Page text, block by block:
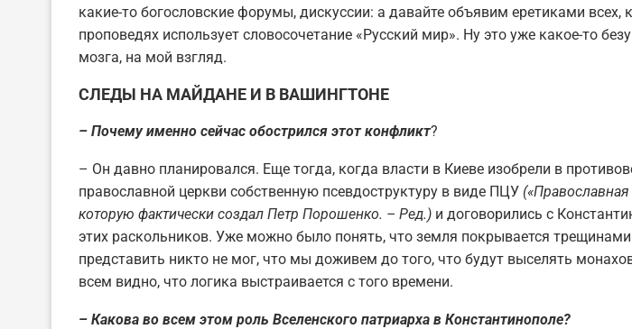
какие-то богословские форумы, дискуссии: а давайте объявим еретиками всех,
проповедях использует словосочетание «Русский мир». Ну это уже какое-то
мозга, на мой взгляд.
СЛЕДЫ НА МАЙДАНЕ И В ВАШИНГТОНЕ
– Почему именно сейчас обострился этот конфликт?
– Он давно планировался. Еще тогда, когда власти в Киеве изобрели в
православной церкви собственную псевдоструктуру в виде ПЦУ
которую фактически создал Петр Порошенко. – Ред.) и договорились с
этих раскольников. Уже можно было понять, что земля покрывается
представить никто не мог, что мы доживем до того, что будут выселять
всем видно, что логика выстраивается с того времени.
– Какова во всем этом роль Вселенского патриарха в Константинополе?